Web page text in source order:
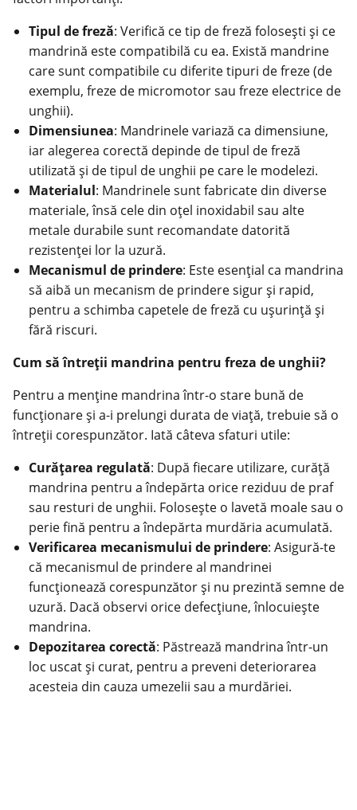
Tipul de freză: Verifică ce tip de freză folosești și ce
mandrină este compatibilă cu ea. Există mandrine
care sunt compatibile cu diferite tipuri de freze (de
exemplu, freze de micromotor sau freze electrice de
unghii).
Dimensiunea: Mandrinele variază ca dimensiune,
iar alegerea corectă depinde de tipul de freză
utilizată și de tipul de unghii pe care le modelezi.
Materialul: Mandrinele sunt fabricate din diverse
materiale, însă cele din oțel inoxidabil sau alte
metale durabile sunt recomandate datorită
rezistenței lor la uzură.
Mecanismul de prindere: Este esențial ca mandrina
să aibă un mecanism de prindere sigur și rapid,
pentru a schimba capetele de freză cu ușurință și
fără riscuri.
Cum să întreții mandrina pentru freza de unghii?
Pentru a menține mandrina într-o stare bună de
funcționare și a-i prelungi durata de viață, trebuie să o
întreții corespunzător. Iată câteva sfaturi utile:
Curățarea regulată: După fiecare utilizare, curăță
mandrina pentru a îndepărta orice reziduu de praf
sau resturi de unghii. Folosește o lavetă moale sau o
perie fină pentru a îndepărta murdăria acumulată.
Verificarea mecanismului de prindere: Asigură-te
că mecanismul de prindere al mandrinei
funcționează corespunzător și nu prezintă semne de
uzură. Dacă observi orice defecțiune, înlocuiește
mandrina.
Depozitarea corectă: Păstrează mandrina într-un
loc uscat și curat, pentru a preveni deteriorarea
acesteia din cauza umezelii sau a murdăriei.